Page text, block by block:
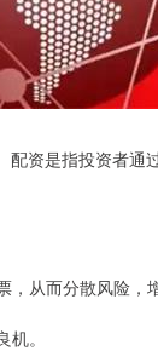
资是指投资者通
从而分散风险，
。